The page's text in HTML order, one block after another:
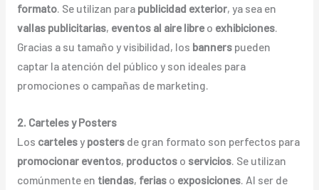
formato. Se utilizan para publicidad exterior, ya sea en
vallas publicitarias, eventos al aire libreo exhibiciones.
Gracias a su tamaño y visibilidad, los bannerspueden
captar la atención del público y son ideales para
promociones o campañas de marketing.
2. Carteles y Posters
Los cartelesy postersde gran formato son perfectos para
promocionar eventos, productoso servicios. Se utilizan
comúnmente en tiendas, feriaso exposiciones. Al ser de